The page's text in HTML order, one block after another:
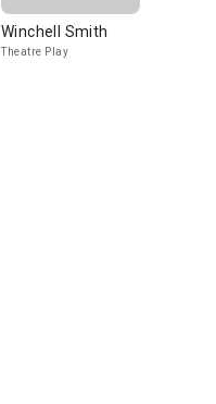
Winchell Smith
Theatre Play